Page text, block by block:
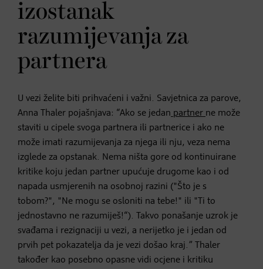
izostanak
razumijevanja za
partnera
U vezi želite biti prihvaćeni i važni. Savjetnica za parove,
Anna Thaler pojašnjava: “Ako se jedan partner ne može
staviti u cipele svoga partnera ili partnerice i ako ne
može imati razumijevanja za njega ili nju, veza nema
izglede za opstanak. Nema ništa gore od kontinuirane
kritike koju jedan partner upućuje drugome kao i od
napada usmjerenih na osobnoj razini ("Što je s
tobom?", "Ne mogu se osloniti na tebe!" ili "Ti to
jednostavno ne razumiješ!“). Takvo ponašanje uzrok je
svađama i rezignaciji u vezi, a nerijetko je i jedan od
prvih pet pokazatelja da je vezi došao kraj.” Thaler
također kao posebno opasne vidi ocjene i kritiku